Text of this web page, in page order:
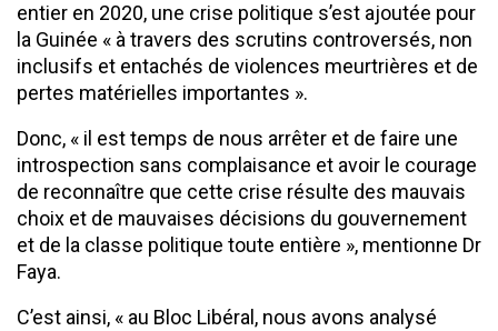
entier en 2020, une crise politique s’est ajoutée pour
la Guinée « à travers des scrutins controversés, non
inclusifs et entachés de violences meurtrières et de
pertes matérielles importantes ».
Donc, « il est temps de nous arrêter et de faire une
introspection sans complaisance et avoir le courage
de reconnaître que cette crise résulte des mauvais
choix et de mauvaises décisions du gouvernement
et de la classe politique toute entière », mentionne Dr
Faya.
C’est ainsi, « au Bloc Libéral, nous avons analysé